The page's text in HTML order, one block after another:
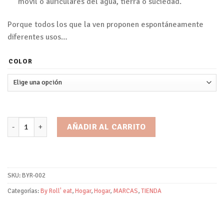
Porque todos los que la ven proponen espontáneamente
diferentes usos…
COLOR
Grab'n'Go/by Roll´Eat cantidadAÑADIR AL CARRITO
SKU:BYR-002
Categorías:By Roll' eat,Hogar,Hogar, MARCAS,TIENDA